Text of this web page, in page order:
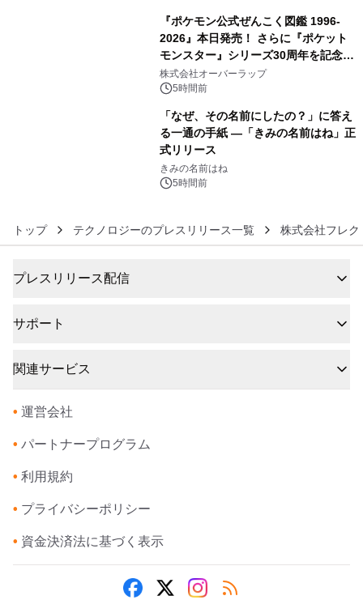
『ポケモン公式ぜんこく図鑑 1996-
2026』本日発売！ さらに『ポケット
モンスター』シリーズ30周年を記念し
た画集『ポケットモンスター ビジュア
ルアートブック』の発売決定！ 2026
株式会社オーバーラップ
5時間前
「なぜ、その名前にしたの？」に答え
る一通の手紙 ―「きみの名前はね」正
式リリース
きみの名前はね
5時間前
トップ テクノロジーのプレスリリース一覧 株式会社フレク
プレスリリース配信
サポート
関連サービス
• 運営会社
• パートナープログラム
• 利用規約
• プライバシーポリシー
• 資金決済法に基づく表示